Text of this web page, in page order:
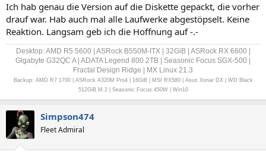
Ich hab genau die Version auf die Diskette gepackt, die vorher
drauf war. Hab auch mal alle Laufwerke abgestöpselt. Keine
Reaktion. Langsam geb ich die Hoffnung auf -.-
Desktop: AMD R5 5600 | ASRock B550M-ITX | 32GiB | ASRock RX 6600 |
Gigabyte G32QC A | ADATA Legend 800 2TB | Seasonic Focus SGX-500 |
Fractal Design Ridge | MX Linux 21.3
Backup: AMD R7 1700 | ASRock A320M Pro4 | 16GiB | MSI RX580 | Asus Xonar DX | WD Black
512GiB M.2 | Seasonic Focus 450W | Win10
Simpson474
Fleet Admiral